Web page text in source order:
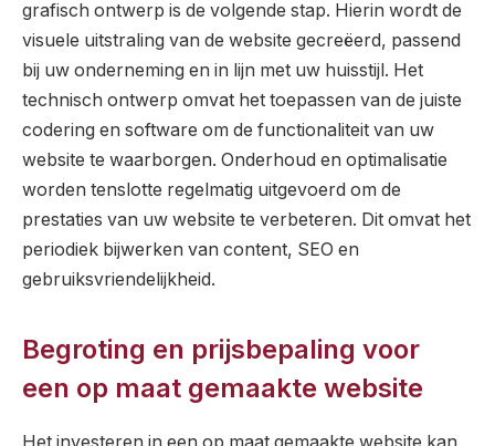
grafisch ontwerp is de volgende stap. Hierin wordt de
visuele uitstraling van de website gecreëerd, passend
bij uw onderneming en in lijn met uw huisstijl. Het
technisch ontwerp omvat het toepassen van de juiste
codering en software om de functionaliteit van uw
website te waarborgen. Onderhoud en optimalisatie
worden tenslotte regelmatig uitgevoerd om de
prestaties van uw website te verbeteren. Dit omvat het
periodiek bijwerken van content, SEO en
gebruiksvriendelijkheid.
Begroting en prijsbepaling voor
een op maat gemaakte website